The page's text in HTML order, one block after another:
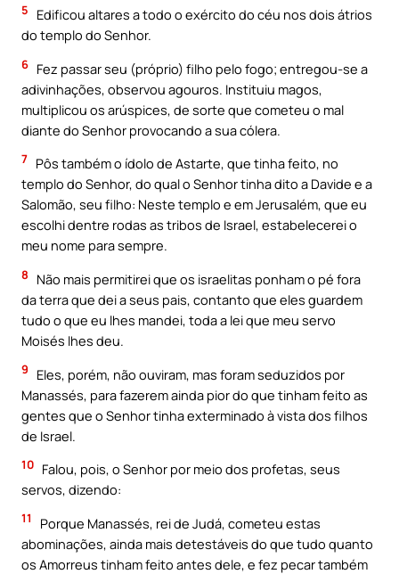
5
Edificou altares a todo o exército do céu nos dois átrios
do templo do Senhor.
6 Fez passar seu (próprio) filho pelo fogo; entregou-se a
adivinhações, observou agouros. Instituiu magos,
multiplicou os arúspices, de sorte que cometeu o mal
diante do Senhor provocando a sua cólera.
7 Pôs também o ídolo de Astarte, que tinha feito, no
templo do Senhor, do qual o Senhor tinha dito a Davide e a
Salomão, seu filho: Neste templo e em Jerusalém, que eu
escolhi dentre rodas as tribos de Israel, estabelecerei o
meu nome para sempre.
8
Não mais permitirei que os israelitas ponham o pé fora
da terra que dei a seus pais, contanto que eles guardem
tudo o que eu lhes mandei, toda a lei que meu servo
Moisés lhes deu.
9
Eles, porém, não ouviram, mas foram seduzidos por
Manassés, para fazerem ainda pior do que tinham feito as
gentes que o Senhor tinha exterminado à vista dos filhos
de Israel.
10 Falou, pois, o Senhor por meio dos profetas, seus
servos, dizendo:
11
Porque Manassés, rei de Judá, cometeu estas
abominações, ainda mais detestáveis do que tudo quanto
os Amorreus tinham feito antes dele, e fez pecar também